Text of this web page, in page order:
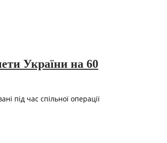
України на 60
під час спільної операції